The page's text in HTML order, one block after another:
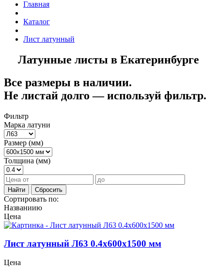
Главная
Каталог
Лист латунный
Латунные листы в Екатеринбурге
Все размеры в наличии.
Не листай долго — используй фильтр.
Фильтр
Марка латуни
Размер (мм)
Толщина (мм)
Найти Сбросить
Сортировать по:
Названиию
Цена
Лист латунный Л63 0.4x600x1500 мм
Цена